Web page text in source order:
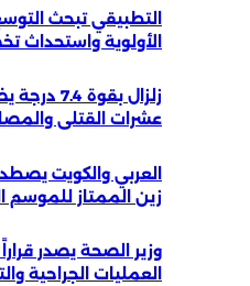
التطبيقي تبحث
الأولوية واستحداث
زلزال بقوة
عشرات القتلى
العربي والكويت
زين الممتاز للموسم الرياضي
وزير الصحة يصدر قراراً
العمليات الجراحية